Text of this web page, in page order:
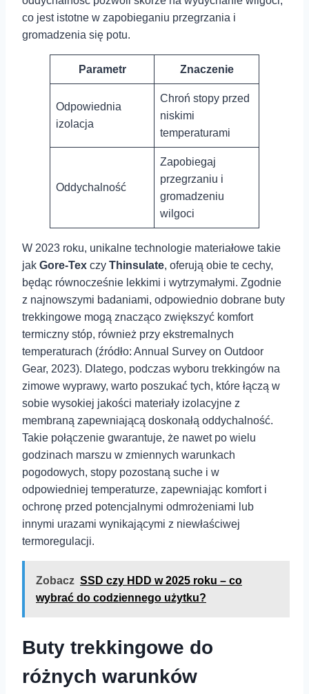
co jest istotne ⁢w zapobieganiu przegrzania i
gromadzenia się potu.
Parametr Znaczenie
Odpowiednia
izolacja
Chroń stopy⁤ przed
⁢niskimi⁤
temperaturami
Oddychalność
Zapobiegaj
⁢przegrzaniu i
gromadzeniu
wilgoci
W 2023 ⁤roku, unikalne technologie materiałowe takie
jak Gore-Tex czy Thinsulate, oferują obie te cechy,
będąc⁢ równocześnie lekkimi ⁤i⁣ wytrzymałymi. Zgodnie
z⁤ najnowszymi badaniami, odpowiednio⁤ dobrane ⁢buty
trekkingowe mogą znacząco zwiększyć komfort
termiczny stóp, również przy ekstremalnych
temperaturach (źródło: Annual ‍Survey ⁢on Outdoor⁢
Gear, 2023). Dlatego,⁣ podczas wyboru trekkingów na
zimowe wyprawy, warto poszukać tych, które łączą⁤ w
sobie wysokiej⁢ jakości materiały izolacyjne z
membraną zapewniającą doskonałą oddychalność.
Takie połączenie gwarantuje, że nawet po wielu
godzinach marszu w zmiennych warunkach
pogodowych, stopy pozostaną suche i w
odpowiedniej temperaturze, zapewniając ⁤komfort i
ochronę przed potencjalnymi⁤ odmrożeniami lub
⁢innymi urazami wynikającymi z niewłaściwej
termoregulacji.
Zobacz SSD czy HDD w 2025 roku – co
wybrać do codziennego użytku?
Buty trekkingowe ‍do⁣
różnych warunków